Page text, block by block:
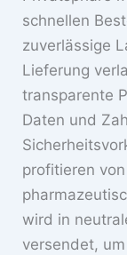
schnellen
zuverlässige
Lieferung
transparente
Daten und
profitieren
wird in
versendet,